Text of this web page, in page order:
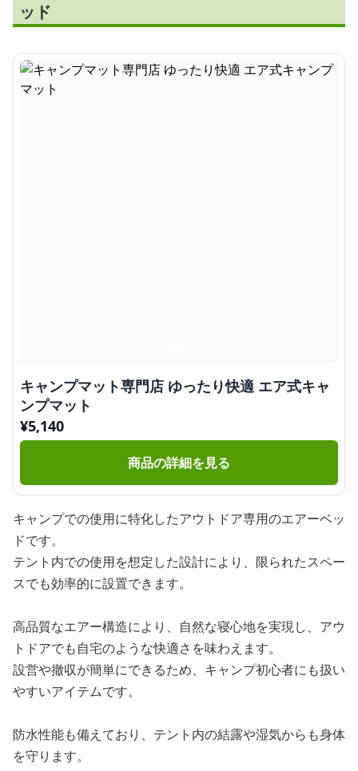
ッド
キャンプマット専門店 ゆったり快適 エア式キャ
ンプマット
¥5,140
商品の詳細を見る
キャンプでの使用に特化したアウトドア専用のエアーベッ
ドです。
テント内での使用を想定した設計により、限られたスペー
スでも効率的に設置できます。
高品質なエアー構造により、自然な寝心地を実現し、アウ
トドアでも自宅のような快適さを味わえます。
設営や撤収が簡単にできるため、キャンプ初心者にも扱い
やすいアイテムです。
防水性能も備えており、テント内の結露や湿気からも身体
を守ります。